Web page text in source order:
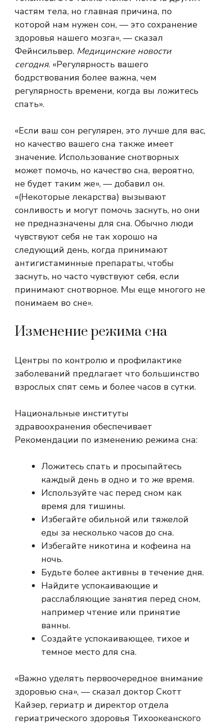
частям тела, но главная причина, по
которой нам нужен сон, — это сохранение
здоровья нашего мозга», — сказал
Фейнсильвер. Медицинские новости
сегодня. «Регулярность вашего
бодрствования более важна, чем
регулярность времени, когда вы ложитесь
спать».
«Если ваш сон регулярен, это лучше для вас,
но качество вашего сна также имеет
значение. Использование снотворных
может помочь, но качество сна, вероятно,
не будет таким же», — добавил он.
«(Некоторые лекарства) вызывают
сонливость и могут помочь заснуть, но они
не предназначены для сна. Обычно люди
чувствуют себя не так хорошо на
следующий день, когда принимают
антигистаминные препараты, чтобы
заснуть, но часто чувствуют себя, если
принимают снотворное. Мы еще многого не
понимаем во сне».
Изменение режима сна
Центры по контролю и профилактике
заболеваний предлагает что большинство
взрослых спят семь и более часов в сутки.
Национальные институты
здравоохранения обеспечивает
Рекомендации по изменению режима сна:
Ложитесь спать и просыпайтесь
каждый день в одно и то же время.
Используйте час перед сном как
время для тишины.
Избегайте обильной или тяжелой
еды за несколько часов до сна.
Избегайте никотина и кофеина на
ночь.
Будьте более активны в течение дня.
Найдите успокаивающие и
расслабляющие занятия перед сном,
например чтение или принятие
ванны.
Создайте успокаивающее, тихое и
темное место для сна.
«Важно уделять первоочередное внимание
здоровью сна», — сказал доктор Скотт
Кайзер, гериатр и директор отдела
гериатрического здоровья Тихоокеанского